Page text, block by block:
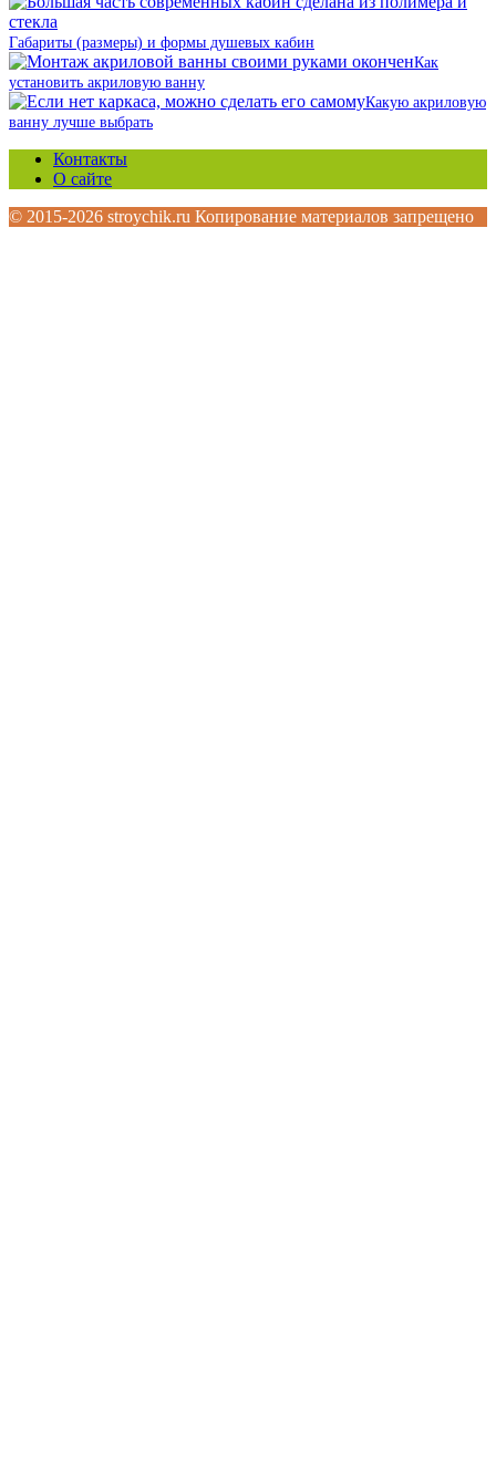
Габариты (размеры) и формы душевых кабин
Как
установить акриловую ванну
Какую акриловую
ванну лучше выбрать
Контакты
О сайте
© 2015-2026 stroychik.ru Копирование материалов запрещено